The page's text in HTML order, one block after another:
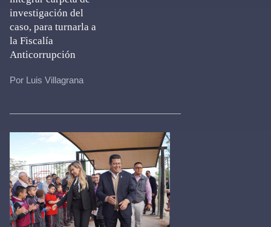
investigación del
caso, para turnarla a
la Fiscalía
Anticorrupción
Por Luis Villagrana